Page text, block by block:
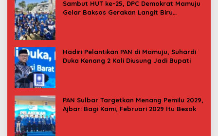
Sambut HUT ke-25, DPC Demokrat Mamuju
Gelar Baksos Gerakan Langit Biru
Hadiri Pelantikan PAN di Mamuju, Suhardi
Duka Kenang 2 Kali Diusung Jadi Bupati
PAN Sulbar Targetkan Menang Pemilu 2029,
Ajbar: Bagi Kami, Februari 2029 Itu Besok